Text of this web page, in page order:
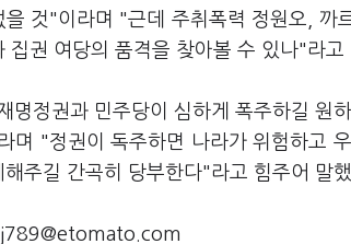
을 것"이라며 "근데 주취폭력 정원오, 까
집권 여당의 품격을 찾아볼 수 있나"라고
명정권과 민주당이 심하게 폭주하길 원
며 "정권이 독주하면 나라가 위험하고
주길 간곡히 당부한다"라고 힘주어 말